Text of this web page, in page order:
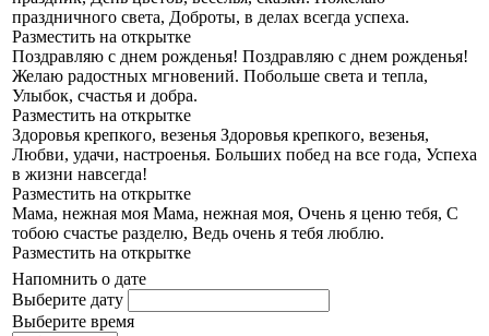
праздничного света, Доброты, в делах всегда успеха.
Разместить на открытке
Поздравляю с днем рожденья! Поздравляю с днем рожденья!
Желаю радостных мгновений. Побольше света и тепла,
Улыбок, счастья и добра.
Разместить на открытке
Здоровья крепкого, везенья Здоровья крепкого, везенья,
Любви, удачи, настроенья. Больших побед на все года, Успеха
в жизни навсегда!
Разместить на открытке
Мама, нежная моя Мама, нежная моя, Очень я ценю тебя, С
тобою счастье разделю, Ведь очень я тебя люблю.
Разместить на открытке
Напомнить о дате
Выберите дату
Выберите время